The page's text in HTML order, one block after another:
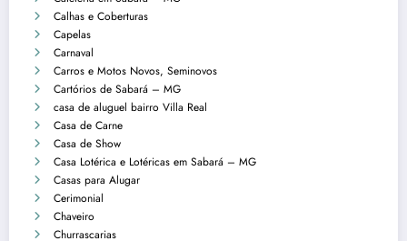
Calhas e Coberturas
Capelas
Carnaval
Carros e Motos Novos, Seminovos
Cartórios de Sabará – MG
casa de aluguel bairro Villa Real
Casa de Carne
Casa de Show
Casa Lotérica e Lotéricas em Sabará – MG
Casas para Alugar
Cerimonial
Chaveiro
Churrascarias